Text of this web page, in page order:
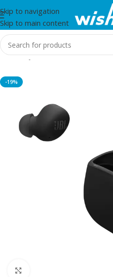
Skip to navigation
Skip to main content
Home/JBL
-19%